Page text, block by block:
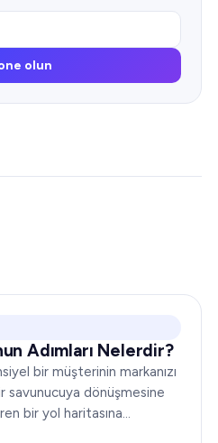
olun
Adımları Nelerdir?
bir müşterinin markanızı
savunucuya dönüşmesine
bir yol haritasına
müşteri hizmetleri